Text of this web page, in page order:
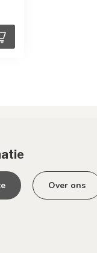
Over ons